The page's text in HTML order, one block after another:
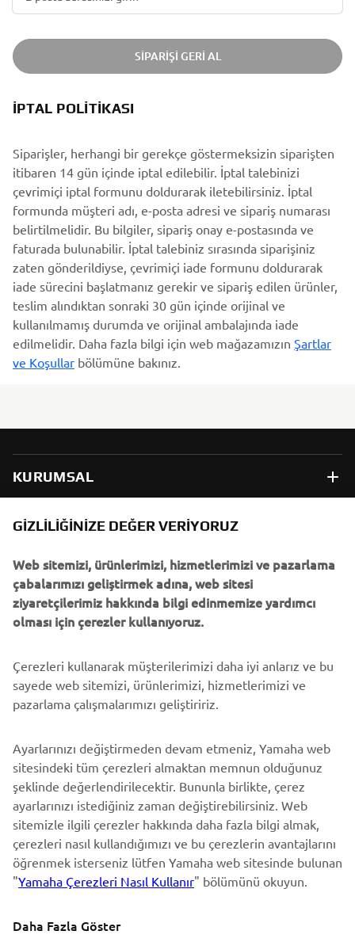
SIPARIŞI GERI AL
İPTAL POLITIKASI
Siparişler, herhangi bir gerekçe göstermeksizin siparişten
itibaren 14 gün içinde iptal edilebilir. İptal talebinizi
çevrimiçi iptal formunu doldurarak iletebilirsiniz. İptal
formunda müşteri adı, e-posta adresi ve sipariş numarası
belirtilmelidir. Bu bilgiler, sipariş onay e-postasında ve
faturada bulunabilir. İptal talebiniz sırasında siparişiniz
zaten gönderildiyse, çevrimiçi iade formunu doldurarak
iade sürecini başlatmanız gerekir ve sipariş edilen ürünler,
teslim alındıktan sonraki 30 gün içinde orijinal ve
kullanılmamış durumda ve orijinal ambalajında iade
edilmelidir. Daha fazla bilgi için web mağazamızın Şartlar
ve Koşullar bölümüne bakınız.
KURUMSAL
B2B
DAHA FAZLA YAMAHA
DESTEK
BÜLTEN
En son fırsatları, özel etkinlikleri, yeni çıkan ürünleri ve daha
fazlasını ilk öğrenen siz olun
ABONE OL
Gizlilik Politikamızı okuyarak kişisel verilerinizi nasıl işlediğimizi
öğrenebilirsiniz:
Gizlilik Politikası
GIZLILIĞINIZE DEĞER VERIYORUZ
Web sitemizi, ürünlerimizi, hizmetlerimizi ve pazarlama
çabalarımızı geliştirmek adına, web sitesi
ziyaretçilerimiz hakkında bilgi edinmemize yardımcı
olması için çerezler kullanıyoruz.
Çerezleri kullanarak müşterilerimizi daha iyi anlarız ve bu
sayede web sitemizi, ürünlerimizi, hizmetlerimizi ve
pazarlama çalışmalarımızı geliştiririz.
Ayarlarınızı değiştirmeden devam etmeniz, Yamaha web
sitesindeki tüm çerezleri almaktan memnun olduğunuz
şeklinde değerlendirilecektir. Bununla birlikte, çerez
ayarlarınızı istediğiniz zaman değiştirebilirsiniz. Web
sitemizle ilgili çerezler hakkında daha fazla bilgi almak,
çerezleri nasıl kullandığımızı ve bu çerezlerin avantajlarını
öğrenmek isterseniz lütfen Yamaha web sitesinde bulunan
"Yamaha Çerezleri Nasıl Kullanır" bölümünü okuyun.
Daha Fazla Göster